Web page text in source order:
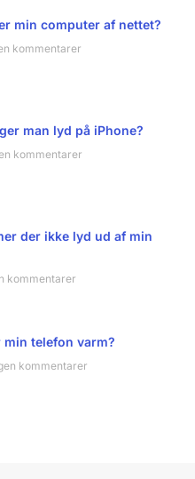
min computer af nettet?
kommentarer
man lyd på iPhone?
kommentarer
der ikke lyd ud af min
kommentarer
telefon varm?
kommentarer